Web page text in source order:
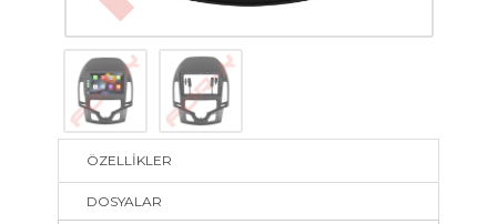
ÖZELLİKLER
DOSYALAR